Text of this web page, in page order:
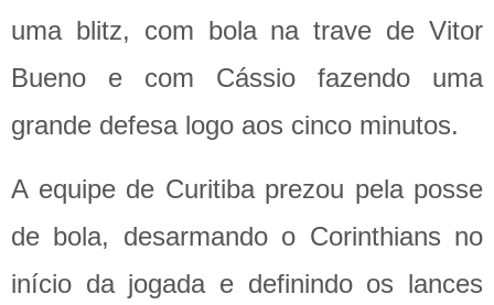
uma blitz, com bola na trave de Vitor
Bueno e com Cássio fazendo uma
grande defesa logo aos cinco minutos.
A equipe de Curitiba prezou pela posse
de bola, desarmando o Corinthians no
início da jogada e definindo os lances